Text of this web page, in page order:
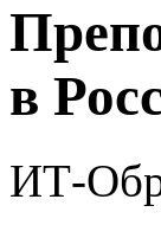
в
ИТ-